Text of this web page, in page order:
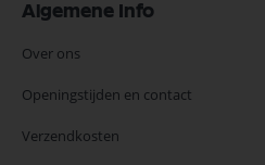
Algemene Info
Over ons
Openingstijden en contact
Verzendkosten